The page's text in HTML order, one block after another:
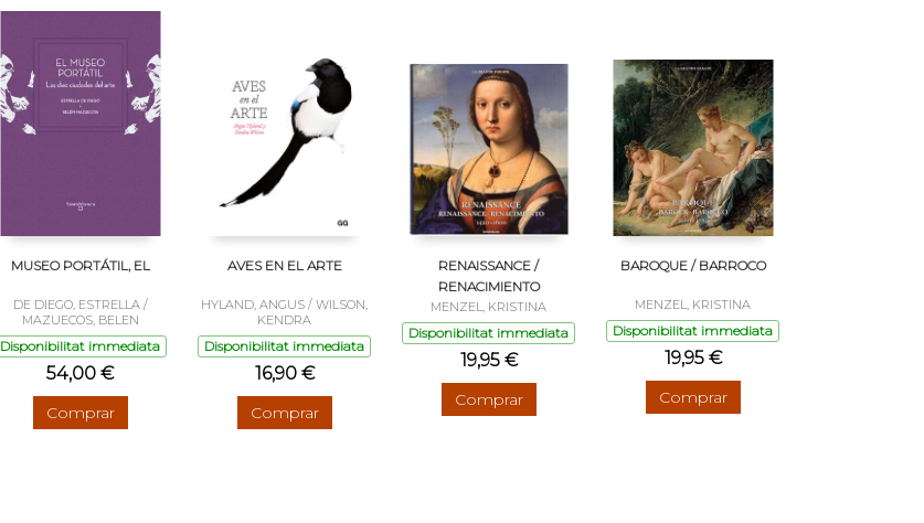
MUSEO PORTÁTIL, EL
DE DIEGO, ESTRELLA /
MAZUECOS, BELEN
Disponibilitat immediata
54,00 €
Comprar
AVES EN EL ARTE
HYLAND, ANGUS / WILSON,
KENDRA
Disponibilitat immediata
16,90 €
Comprar
RENAISSANCE /
RENACIMIENTO
MENZEL, KRISTINA
Disponibilitat immediata
19,95 €
Comprar
BAROQUE / BARROCO
MENZEL, KRISTINA
Disponibilitat immediata
19,95 €
Comprar